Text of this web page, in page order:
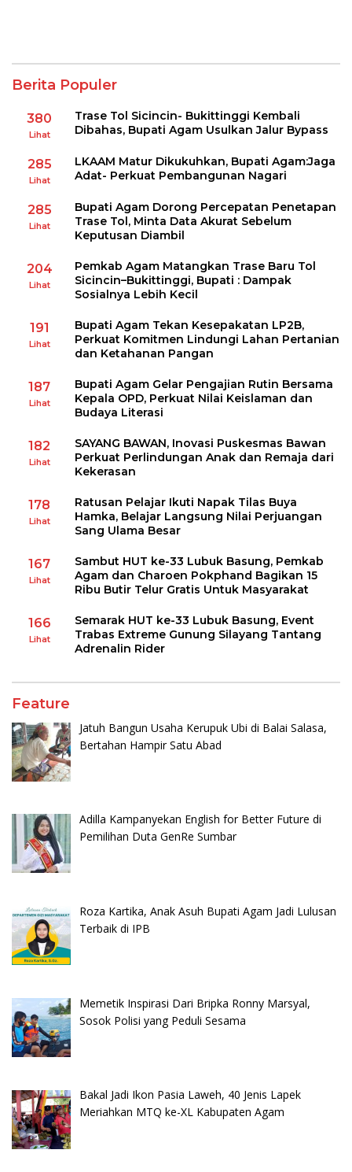
Berita Populer
380
Lihat
Trase Tol Sicincin- Bukittinggi Kembali
Dibahas, Bupati Agam Usulkan Jalur Bypass
285
Lihat
LKAAM Matur Dikukuhkan, Bupati Agam:Jaga
Adat- Perkuat Pembangunan Nagari
285
Lihat
Bupati Agam Dorong Percepatan Penetapan
Trase Tol, Minta Data Akurat Sebelum
Keputusan Diambil
204
Lihat
Pemkab Agam Matangkan Trase Baru Tol
Sicincin–Bukittinggi, Bupati : Dampak
Sosialnya Lebih Kecil
191
Lihat
Bupati Agam Tekan Kesepakatan LP2B,
Perkuat Komitmen Lindungi Lahan Pertanian
dan Ketahanan Pangan
187
Lihat
Bupati Agam Gelar Pengajian Rutin Bersama
Kepala OPD, Perkuat Nilai Keislaman dan
Budaya Literasi
182
Lihat
SAYANG BAWAN, Inovasi Puskesmas Bawan
Perkuat Perlindungan Anak dan Remaja dari
Kekerasan
178
Lihat
Ratusan Pelajar Ikuti Napak Tilas Buya
Hamka, Belajar Langsung Nilai Perjuangan
Sang Ulama Besar
167
Lihat
Sambut HUT ke-33 Lubuk Basung, Pemkab
Agam dan Charoen Pokphand Bagikan 15
Ribu Butir Telur Gratis Untuk Masyarakat
166
Lihat
Semarak HUT ke-33 Lubuk Basung, Event
Trabas Extreme Gunung Silayang Tantang
Adrenalin Rider
Feature
Jatuh Bangun Usaha Kerupuk Ubi di Balai Salasa,
Bertahan Hampir Satu Abad
Adilla Kampanyekan English for Better Future di
Pemilihan Duta GenRe Sumbar
Roza Kartika, Anak Asuh Bupati Agam Jadi Lulusan
Terbaik di IPB
Memetik Inspirasi Dari Bripka Ronny Marsyal,
Sosok Polisi yang Peduli Sesama
Bakal Jadi Ikon Pasia Laweh, 40 Jenis Lapek
Meriahkan MTQ ke-XL Kabupaten Agam